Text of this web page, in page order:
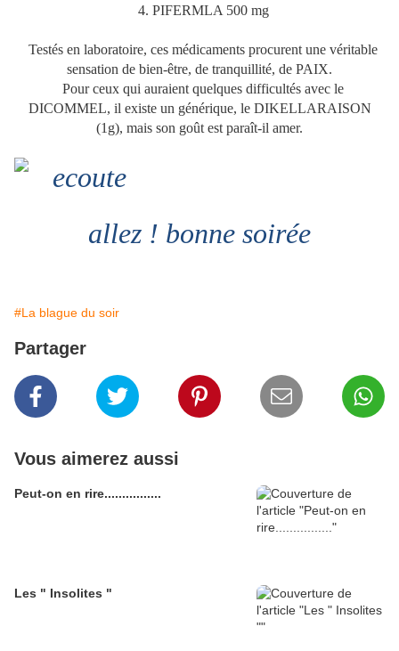
4. PIFERMLA 500 mg
Testés en laboratoire, ces médicaments procurent une véritable
sensation de bien-être, de tranquillité, de PAIX.
Pour ceux qui auraient quelques difficultés avec le
DICOMMEL, il existe un générique, le DIKELLARAISON
(1g), mais son goût est paraît-il amer.
allez ! bonne soirée
#La blague du soir
Partager
Vous aimerez aussi
Peut-on en rire................
Les " Insolites "